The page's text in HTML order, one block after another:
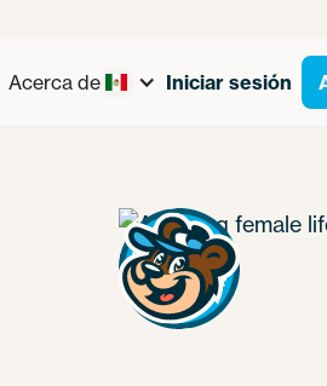
Acerca de Iniciar sesión